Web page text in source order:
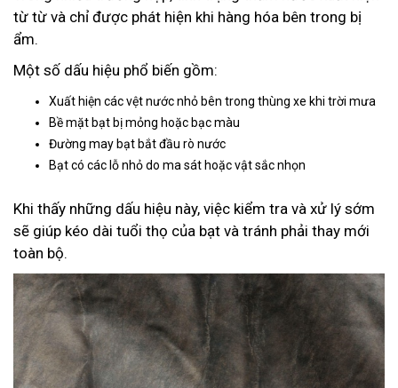
từ từ và chỉ được phát hiện khi hàng hóa bên trong bị
ẩm.
Một số dấu hiệu phổ biến gồm:
Xuất hiện các vệt nước nhỏ bên trong thùng xe khi trời mưa
Bề mặt bạt bị mỏng hoặc bạc màu
Đường may bạt bắt đầu rò nước
Bạt có các lỗ nhỏ do ma sát hoặc vật sắc nhọn
Khi thấy những dấu hiệu này, việc kiểm tra và xử lý sớm
sẽ giúp kéo dài tuổi thọ của bạt và tránh phải thay mới
toàn bộ.